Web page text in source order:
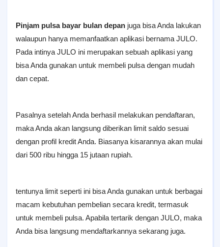
Pinjam pulsa bayar bulan depan juga bisa Anda lakukan
walaupun hanya memanfaatkan aplikasi bernama JULO.
Pada intinya JULO ini merupakan sebuah aplikasi yang
bisa Anda gunakan untuk membeli pulsa dengan mudah
dan cepat.
Pasalnya setelah Anda berhasil melakukan pendaftaran,
maka Anda akan langsung diberikan limit saldo sesuai
dengan profil kredit Anda. Biasanya kisarannya akan mulai
dari 500 ribu hingga 15 jutaan rupiah.
tentunya limit seperti ini bisa Anda gunakan untuk berbagai
macam kebutuhan pembelian secara kredit, termasuk
untuk membeli pulsa. Apabila tertarik dengan JULO, maka
Anda bisa langsung mendaftarkannya sekarang juga.